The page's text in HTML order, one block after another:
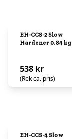
EH-CCS-2 Slow
Hardener 0,84 kg
538 kr
(Rek ca. pris)
EH-CCS-4 Slow